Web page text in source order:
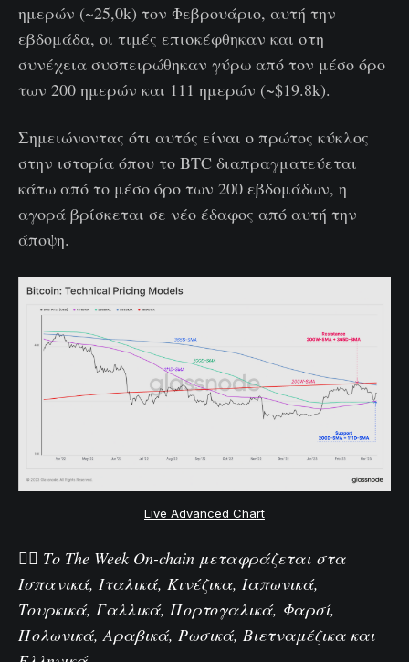
ημερών (~25,0k) τον Φεβρουάριο, αυτή την
εβδομάδα, οι τιμές επισκέφθηκαν και στη
συνέχεια συσπειρώθηκαν γύρω από τον μέσο όρο
των 200 ημερών και 111 ημερών (~$19.8k).
Σημειώνοντας ότι αυτός είναι ο πρώτος κύκλος
στην ιστορία όπου το BTC διαπραγματεύεται
κάτω από το μέσο όρο των 200 εβδομάδων, η
αγορά βρίσκεται σε νέο έδαφος από αυτή την
άποψη.
Live Advanced Chart
🏴‍☠️ Το The Week On-chain μεταφράζεται στα
Ισπανικά, Ιταλικά, Κινέζικα, Ιαπωνικά,
Τουρκικά, Γαλλικά, Πορτογαλικά, Φαρσί,
Πολωνικά,Αραβικά, Ρωσικά, Βιετναμέζικα και